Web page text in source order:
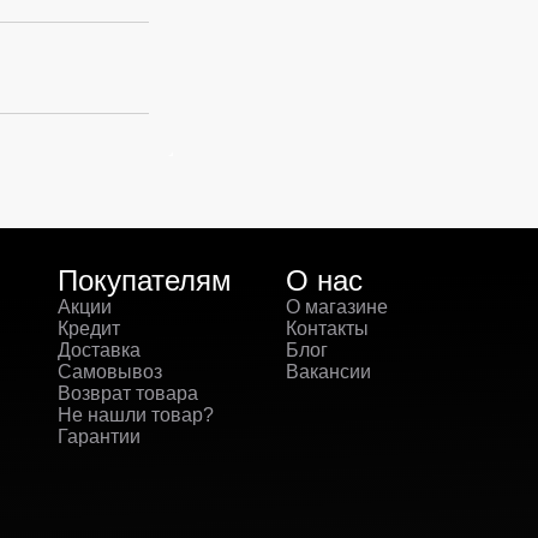
Покупателям
Акции
Кредит
Доставка
Самовывоз
Возврат товара
Не нашли товар?
Гарантии
О нас
О магазине
Контакты
Блог
Вакансии